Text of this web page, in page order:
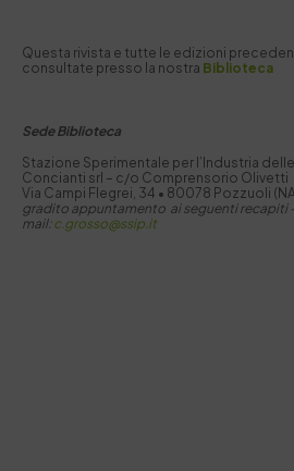
Questa rivista e tutte le edizioni
consultate presso la nostra Biblioteca
Sede Biblioteca
Stazione Sperimentale per I’Industria
Concianti srl – c/o Comprensorio Olivetti
Via Campi Flegrei, 34 • 80078 Pozzuoli
gradito appuntamento ai seguenti recapiti
mail:c.grosso@ssip.it